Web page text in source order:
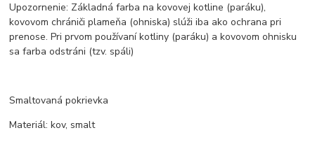
Upozornenie: Základná farba na kovovej kotline (paráku),
kovovom chrániči plameňa (ohniska) slúži iba ako ochrana pri
prenose. Pri prvom používaní kotliny (paráku) a kovovom ohnisku
sa farba odstráni (tzv. spáli)
Smaltovaná pokrievka
Materiál: kov, smalt